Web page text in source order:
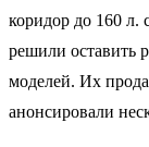
коридор до 160 л.
решили оставить
моделей. Их
анонсировали